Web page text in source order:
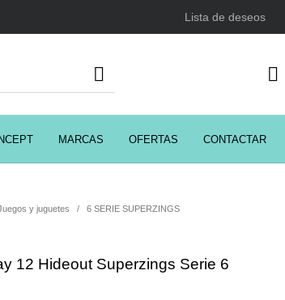
Lista de deseos
MARCAS OFERTAS CONTACTAR
Utensilios de Peluquería Z.one Concept
y juguetes / 6 SERIE SUPERZINGS
12 Hideout Superzings Serie 6